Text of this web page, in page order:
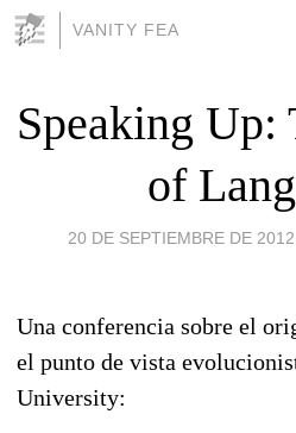
VANITY FEA
Speaking Up:
of
20 DE SEPTIEMBRE DE
Una conferencia sobre el
el punto de vista
University: